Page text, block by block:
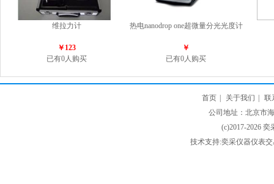
维拉力计
￥123
已有0人购买
热电nanodrop one超微量分光光度计
￥
已有0人购买
首页 关于我们
联
公司地址：北京市
(c)2017-2026
技术支持:奕采仪器仪表